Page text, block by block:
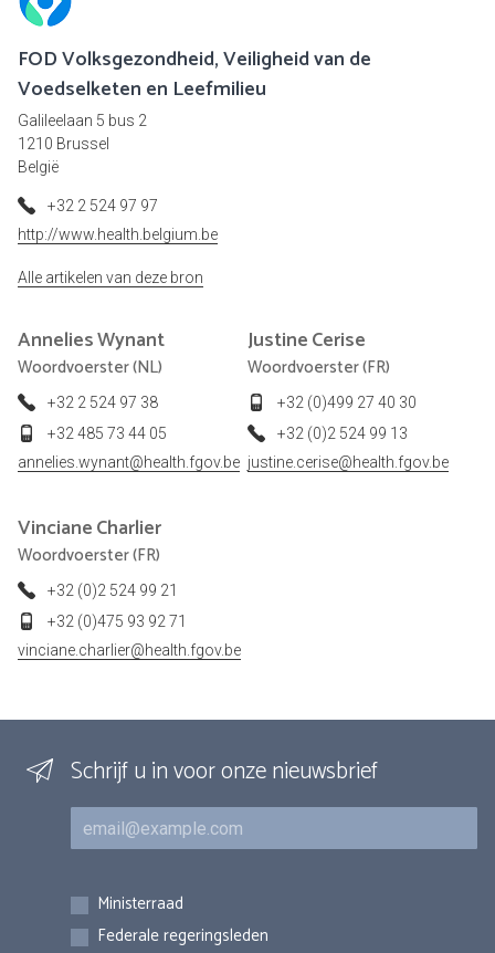
FOD Volksgezondheid, Veiligheid van de
Voedselketen en Leefmilieu
Galileelaan 5 bus 2
1210 Brussel
België
+32 2 524 97 97
http://www.health.belgium.be
Alle artikelen van deze bron
AnneliesWynant
Woordvoerster (NL)
+32 2 524 97 38
+32 485 73 44 05
annelies.wynant@health.fgov.be
JustineCerise
Woordvoerster (FR)
+32 (0)499 27 40 30
+32 (0)2 524 99 13
justine.cerise@health.fgov.be
VincianeCharlier
Woordvoerster (FR)
+32 (0)2 524 99 21
+32 (0)475 93 92 71
vinciane.charlier@health.fgov.be
Schrijf u in voor onze nieuwsbrief
E-mail
Inschrijvingen
Ministerraad
Federale regeringsleden